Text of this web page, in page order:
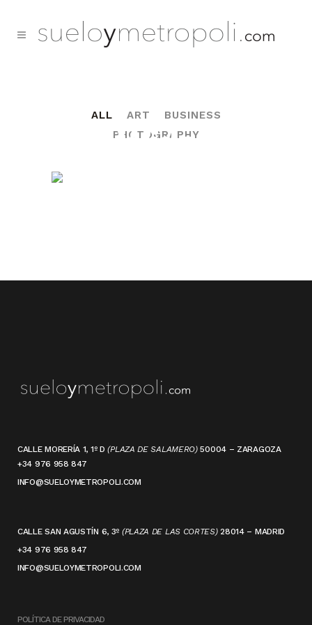
Wide
ALL ART
BUSINESS
PHOTOGRAPHY
CALLE MORERÍA 1, 1º D(PLAZA DE SALAMERO)50004 – ZARAGOZA
+34 976 958 847
INFO@SUELOYMETROPOLI.COM
CALLE SAN AGUSTÍN 6, 3º (PLAZA DE LAS CORTES) 28014 – MADRID
+34 976 958 847
INFO@SUELOYMETROPOLI.COM
POLÍTICA DE PRIVACIDAD